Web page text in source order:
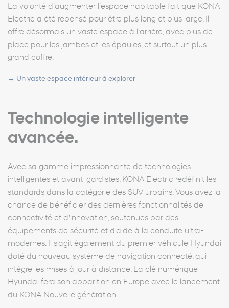
La volonté d‘augmenter l‘espace habitable fait que KONA
Electric a été repensé pour être plus long et plus large. Il
offre désormais un vaste espace à l‘arrière, avec plus de
place pour les jambes et les épaules, et surtout un plus
grand coffre.
→ Un vaste espace intérieur à explorer
Technologie intelligente
avancée.
Avec sa gamme impressionnante de technologies
intelligentes et avant-gardistes, KONA Electric redéfinit les
standards dans la catégorie des SUV urbains. Vous avez la
chance de bénéficier des dernières fonctionnalités de
connectivité et d'innovation, soutenues par des
équipements de sécurité et d'aide à la conduite ultra-
modernes. Il s'agit également du premier véhicule Hyundai
doté du nouveau système de navigation connecté, qui
intègre les mises à jour à distance. La clé numérique
Hyundai fera son apparition en Europe avec le lancement
du KONA Nouvelle génération.